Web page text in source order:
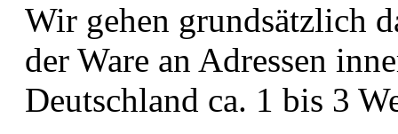
Wir gehen grundsätzlich
der Ware an Adressen
Deutschland ca. 1 bis 3